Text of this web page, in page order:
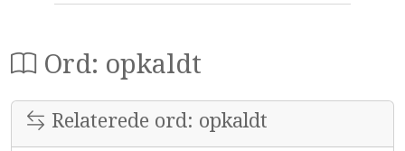
Ord: opkaldt
Relaterede ord: opkaldt